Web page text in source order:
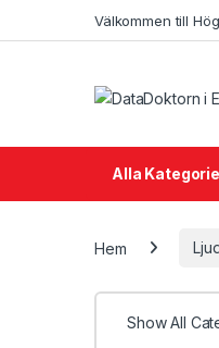
Välkommen till
Alla
Hem
Show All